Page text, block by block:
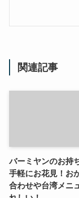
関連記事
バーミヤンのお持
手軽にお花見！お
合わせや台湾メニ